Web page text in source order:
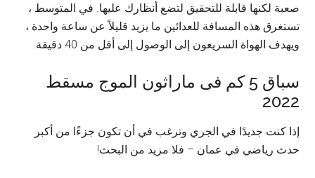
صعبة لكنها قابلة للتحقيق لتضع أنظارك عليها. في المتوسط ،
تستغرق هذه المسافة للعدائين ما يزيد قليلاً عن ساعة واحدة ،
ويهدف الهواة السريعون إلى الوصول إلى أقل من 40 دقيقة.
سباق 5 كم فى ماراثون الموج مسقط
2022
إذا كنت جديدًا في الجري وترغب في أن تكون جزءًا من أكبر
حدث رياضي في عمان – فلا مزيد من البحث!